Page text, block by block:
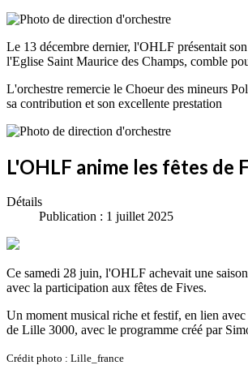
Le 13 décembre dernier, l'OHLF présentait
l'Eglise Saint Maurice des Champs, comble
L'orchestre remercie le Choeur des mineurs
sa contribution et son excellente prestation
L'OHLF anime les fêtes de
Détails
Publication : 1 juillet 2025
Ce samedi 28 juin, l'OHLF achevait une
avec la participation aux fêtes de Fives.
Un moment musical riche et festif, en lien
de Lille 3000, avec le programme créé par
Crédit photo : Lille_france